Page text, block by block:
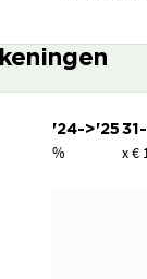
'24->'25
% x €